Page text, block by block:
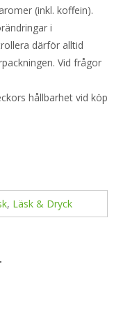
(inkl. koffein).
i
därför alltid
Vid frågor
hållbarhet vid köp
, Läsk & Dryck